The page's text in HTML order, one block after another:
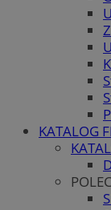
KATALOG